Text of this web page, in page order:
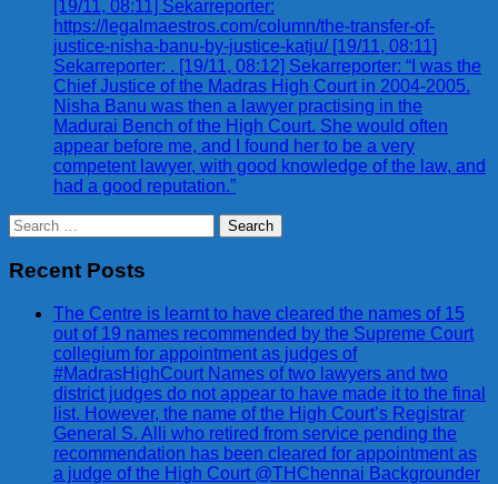
[19/11, 08:11] Sekarreporter:
https://legalmaestros.com/column/the-transfer-of-
justice-nisha-banu-by-justice-katju/ [19/11, 08:11]
Sekarreporter: . [19/11, 08:12] Sekarreporter: “I was the
Chief Justice of the Madras High Court in 2004-2005.
Nisha Banu was then a lawyer practising in the
Madurai Bench of the High Court. She would often
appear before me, and I found her to be a very
competent lawyer, with good knowledge of the law, and
had a good reputation.”
Search
for:
Recent Posts
The Centre is learnt to have cleared the names of 15
out of 19 names recommended by the Supreme Court
collegium for appointment as judges of
#MadrasHighCourt Names of two lawyers and two
district judges do not appear to have made it to the final
list. However, the name of the High Court’s Registrar
General S. Alli who retired from service pending the
recommendation has been cleared for appointment as
a judge of the High Court @THChennai Backgrounder